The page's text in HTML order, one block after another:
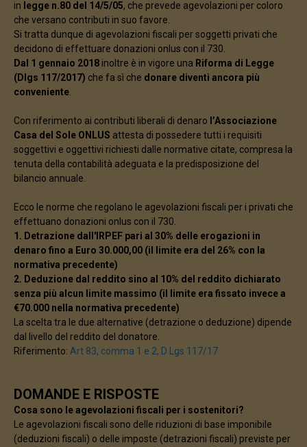
in legge n.80 del 14/5/05, che prevede agevolazioni per coloro
che versano contributi in suo favore.
Si tratta dunque di agevolazioni fiscali per soggetti privati che
decidono di effettuare donazioni onlus con il 730.
Dal 1 gennaio 2018 inoltre è in vigore una Riforma di Legge
(Dlgs 117/2017) che fa sì che donare diventi ancora più
conveniente.
Con riferimento ai contributi liberali di denaro l’Associazione
Casa del Sole ONLUS attesta di possedere tutti i requisiti
soggettivi e oggettivi richiesti dalle normative citate, compresa la
tenuta della contabilità adeguata e la predisposizione del
bilancio annuale.
Ecco le norme che regolano le agevolazioni fiscali per i privati che
effettuano donazioni onlus con il 730.
1. Detrazione dall'IRPEF pari al 30% delle erogazioni in
denaro fino a Euro 30.000,00 (il limite era del 26% con la
normativa precedente)
2. Deduzione dal reddito sino al 10% del reddito dichiarato
senza più alcun limite massimo (il limite era fissato invece a
€70.000 nella normativa precedente)
La scelta tra le due alternative (detrazione o deduzione) dipende
dal livello del reddito del donatore.
Riferimento: Art 83, comma 1 e 2, D Lgs 117/17
DOMANDE E RISPOSTE
Cosa sono le agevolazioni fiscali per i sostenitori?
Le agevolazioni fiscali sono delle riduzioni di base imponibile
(deduzioni fiscali) o delle imposte (detrazioni fiscali) previste per